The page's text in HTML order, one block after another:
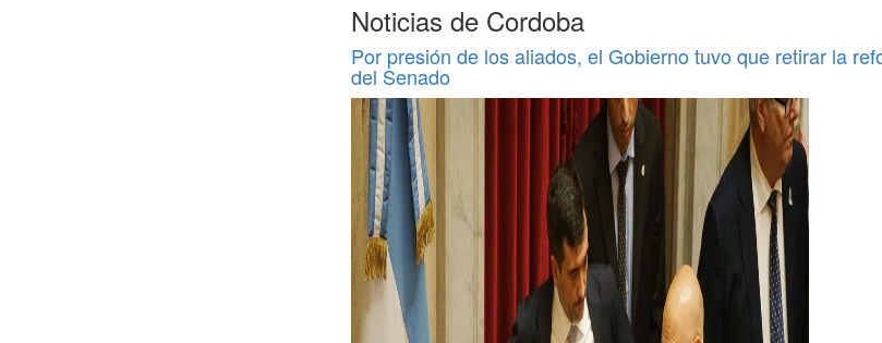
Noticias de Cordoba
Por presión de los aliados, el Gobierno tuvo que retirar la
del Senado